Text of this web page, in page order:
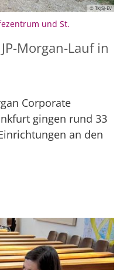
© TKJSJ-EV
und St.
Morgan-Lauf in
Corporate
gingen rund 33
an den